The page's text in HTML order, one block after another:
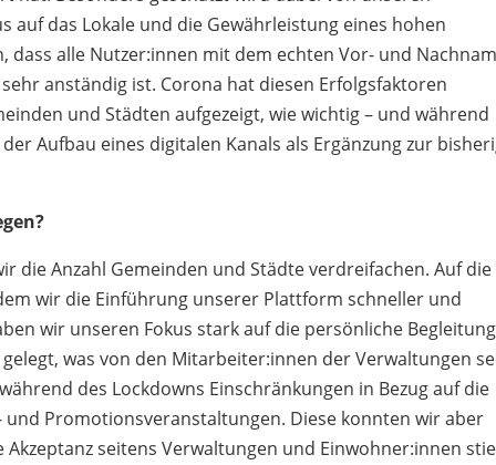
auf das Lokale und die Gewährleistung eines hohen
dass alle Nutzer:innen mit dem echten Vor- und
anständig ist. Corona hat diesen Erfolgsfaktoren
und Städten aufgezeigt, wie wichtig – und während
Aufbau eines digitalen Kanals als Ergänzung zur
die Anzahl Gemeinden und Städte verdreifachen. Auf die
wir die Einführung unserer Plattform schneller und
wir unseren Fokus stark auf die persönliche Begleitung
was von den Mitarbeiter:innen der Verwaltungen
des Lockdowns Einschränkungen in Bezug auf die
Promotionsveranstaltungen. Diese konnten wir aber
seitens Verwaltungen und Einwohner:innen